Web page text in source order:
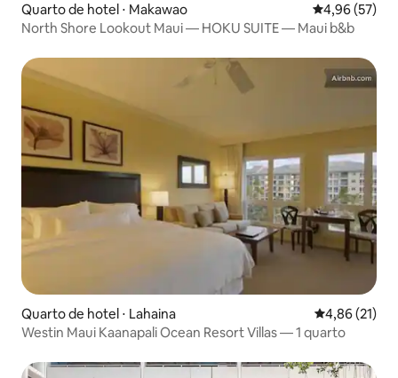
Quarto de hotel ⋅ Makawao 4,96 de uma
4,96 (57)
North Shore Lookout Maui — HOKU SUITE — Maui b&b
Quarto de hotel ⋅ Lahaina 4,86 de uma
4,86 (21)
Westin Maui Kaanapali Ocean Resort Villas — 1 quarto